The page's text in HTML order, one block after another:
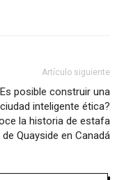
Artículo siguiente
posible construir una
ciudad inteligente ética?
la historia de estafa
de Quayside en Canadá